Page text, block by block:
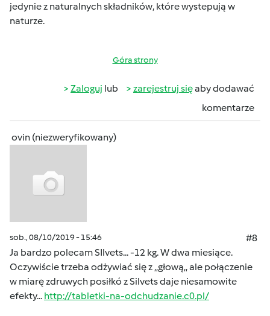
jedynie z naturalnych składników, które wystepują w
naturze.
Góra strony
Zaloguj lub zarejestruj sięaby dodawać
komentarze
ovin (niezweryfikowany)
sob., 08/10/2019 - 15:46
#8
Ja bardzo polecam SIlvets... -12 kg. W dwa miesiące.
Oczywiście trzeba odżywiać się z ,,głową,, ale połączenie
w miarę zdruwych posiłkó z Silvets daje niesamowite
efekty... http://tabletki-na-odchudzanie.c0.pl/